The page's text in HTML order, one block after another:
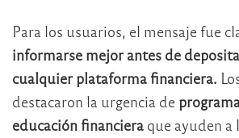
Para los usuarios, el mensaje fue
informarse mejor antes de
cualquier plataforma financiera.
destacaron la urgencia de
educación financiera que ayuden a